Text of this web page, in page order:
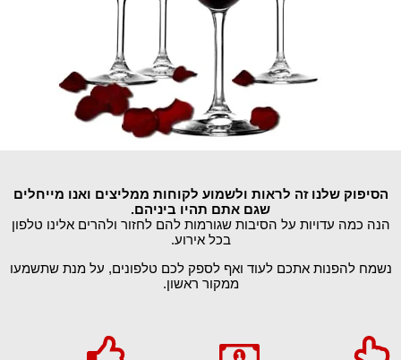
הסיפוק שלנו זה לראות ולשמוע לקוחות ממליצים ואנו מייחלים
שגם אתם תהיו ביניהם.
הנה כמה עדויות על הסיבות שגורמות להם לחזור ולהרים אלינו טלפון
בכל אירוע.
נשמח להפנות אתכם לעוד ואף לספק לכם טלפונים, על מנת שתשמעו
ממקור ראשון.